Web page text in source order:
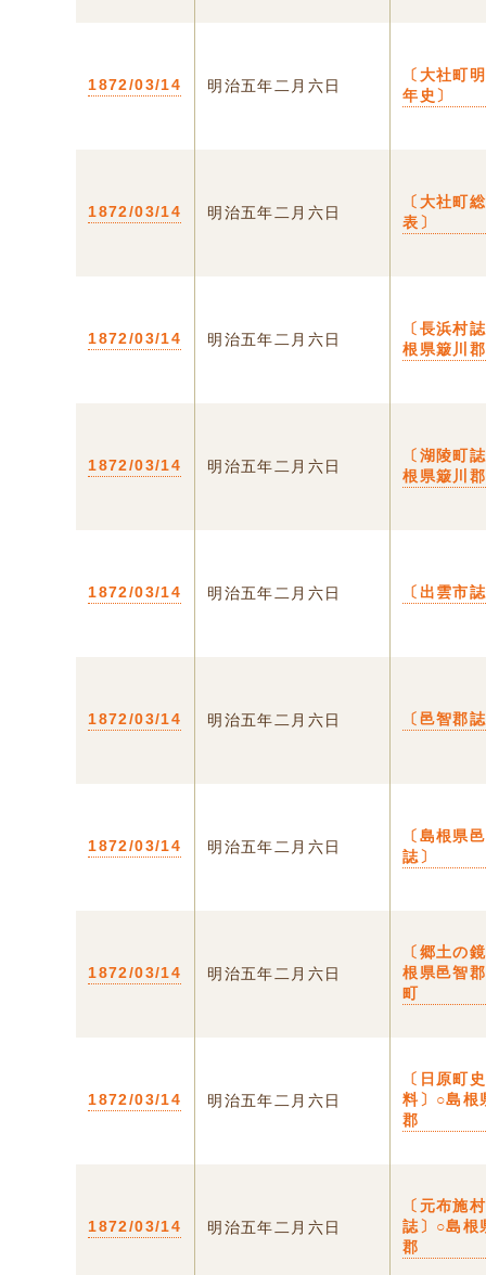
1872/03/14 明治五年二月六日
〔大社町
年史〕
1872/03/14 明治五年二月六日
〔大社町
表〕
1872/03/14 明治五年二月六日
〔長浜村
根県簸川郡
1872/03/14 明治五年二月六日
〔湖陵町
根県簸川郡
1872/03/14 明治五年二月六日 〔出雲市
1872/03/14 明治五年二月六日 〔邑智郡
1872/03/14 明治五年二月六日
〔島根県
誌〕
1872/03/14 明治五年二月六日
〔郷土の
根県邑智
町
1872/03/14 明治五年二月六日
〔日原町
料〕○島根
郡
1872/03/14 明治五年二月六日
〔元布施
誌〕○島根
郡